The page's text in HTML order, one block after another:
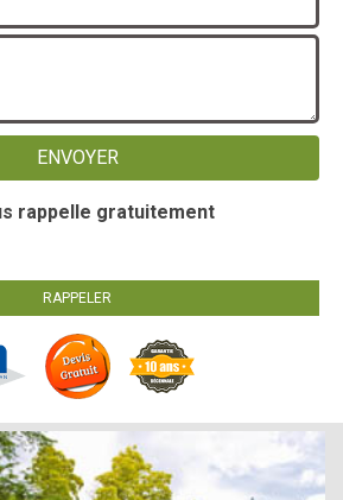
rappelle gratuitement